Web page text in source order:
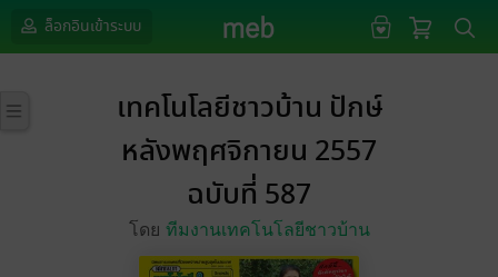
ล็อกอินเข้าระบบ
เทคโนโลยีชาวบ้าน ปักษ์
หลังพฤศจิกายน 2557
ฉบับที่ 587
โดย ทีมงานเทคโนโลยีชาวบ้าน